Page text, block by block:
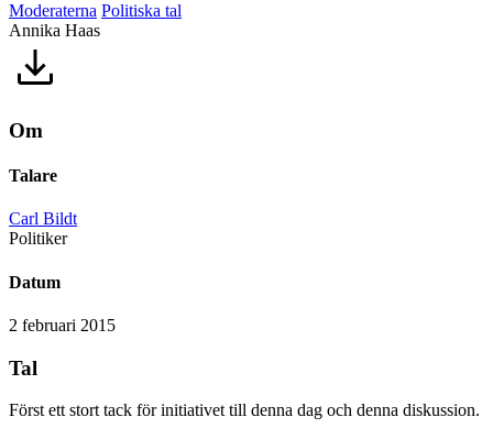
Moderaterna Politiska tal
Annika Haas
Om
Talare
Carl Bildt
Politiker
Datum
2 februari 2015
Tal
Först ett stort tack för initiativet till denna dag och denna diskussion.